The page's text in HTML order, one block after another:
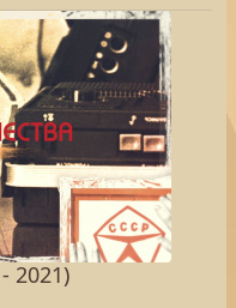
2021)